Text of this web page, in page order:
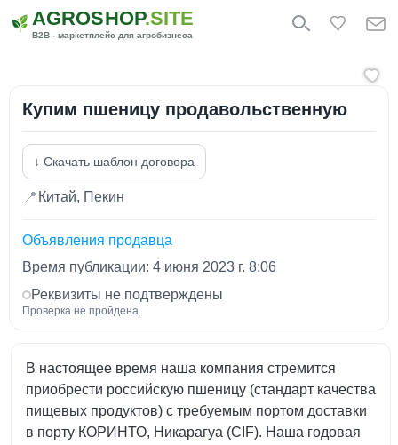
AGROSHOP.SITE
B2B - маркетплейс для агробизнеса
Купим пшеницу продавольственную
↓ Скачать шаблон договора
📍 Китай, Пекин
Объявления продавца
Время публикации: 4 июня 2023 г. 8:06
Реквизиты не подтверждены
Проверка не пройдена
В настоящее время наша компания стремится
приобрести российскую пшеницу (стандарт качества
пищевых продуктов) с требуемым портом доставки
в порту КОРИНТО, Никарагуа (CIF). Наша годовая